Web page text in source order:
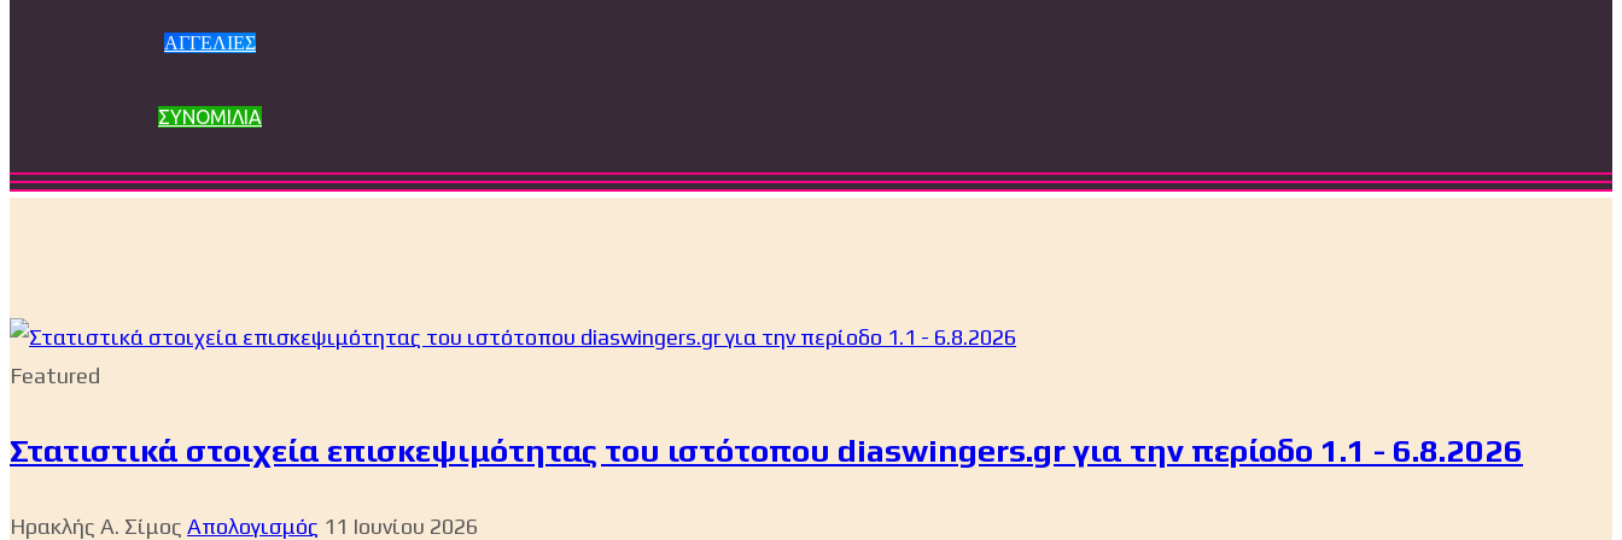
ΑΓΓΕΛΙΕΣ
ΣΥΝΟΜΙΛΙΑ
Featured
Στατιστικά στοιχεία επισκεψιμότητας του ιστότοπου diaswingers.gr για την περίοδο 1.1 - 6.8.2026
Ηρακλής Α. Σίμος Απολογισμός 11 Ιουνίου 2026